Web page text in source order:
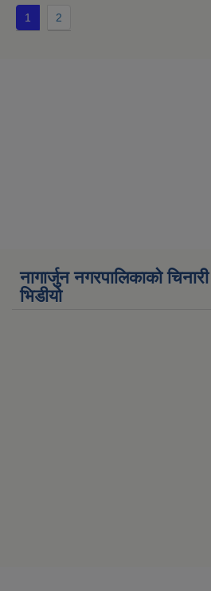
1 2
नागार्जुन नगरपालिकाको चिनारी
भिडीयो